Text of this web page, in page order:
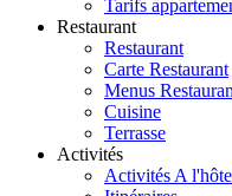
Tarifs
Restaurant
Restaurant
Carte Restaurant
Menus
Cuisine
Terrasse
Activités
Activités A